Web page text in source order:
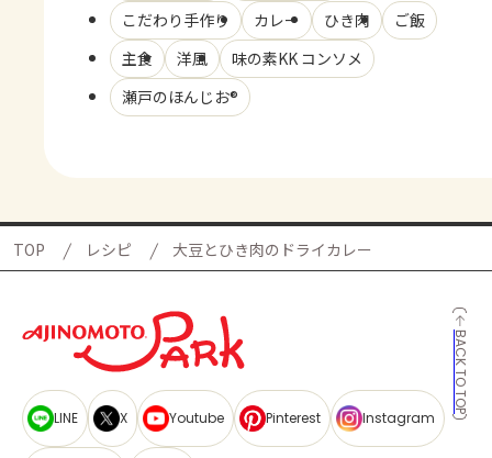
こだわり手作り
カレー ひき肉
ご飯
主食
洋風
味の素KK コンソメ
瀬戸のほんじお®
TOP レシピ 大豆とひき肉のドライカレー
BACK TO TOP
LINE X Youtube Pinterest Instagram